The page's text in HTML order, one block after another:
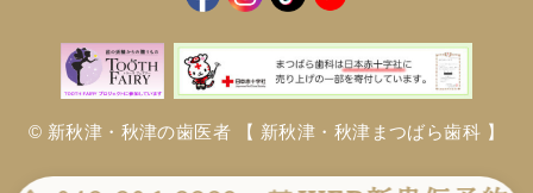
© 新秋津・秋津の歯医者 【 新秋津・秋津まつばら歯科 】